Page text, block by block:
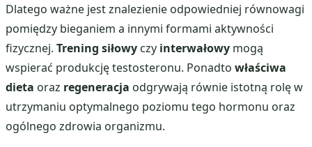
Dlatego ważne jest znalezienie odpowiedniej równowagi
pomiędzy bieganiem a innymi formami aktywności
fizycznej. Trening siłowy czy interwałowy mogą
wspierać produkcję testosteronu. Ponadto właściwa
dieta oraz regeneracja odgrywają równie istotną rolę w
utrzymaniu optymalnego poziomu tego hormonu oraz
ogólnego zdrowia organizmu.